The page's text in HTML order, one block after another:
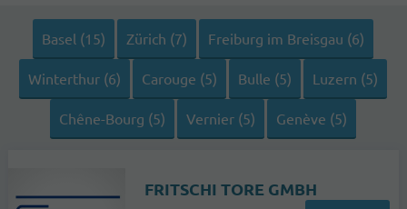
Basel (15) Zürich (7) Freiburg im Breisgau (6)
Winterthur (6) Carouge (5) Bulle (5) Luzern (5)
Chêne-Bourg (5) Vernier (5) Genève (5)
FRITSCHI TORE GMBH